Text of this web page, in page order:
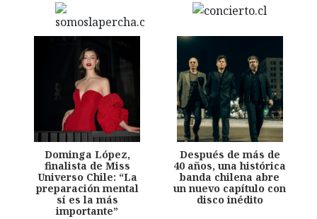
Dominga López,
finalista de Miss
Universo Chile: “La
preparación mental
sí es la más
importante”
Después de más de
40 años, una histórica
banda chilena abre
un nuevo capítulo con
disco inédito